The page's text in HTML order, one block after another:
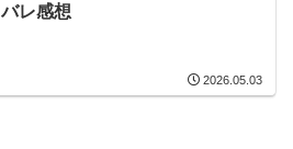
バレ感想
2026.05.03